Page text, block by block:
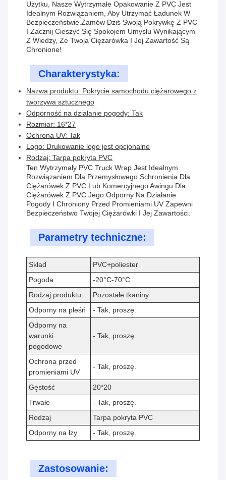
Użytku, Nasze Wytrzymałe Opakowanie Z PVC Jest
Idealnym Rozwiązaniem, Aby Utrzymać Ładunek W
Bezpieczeństwie.Zamów Dziś Swoją Pokrywkę Z PVC
I Zacznij Cieszyć Się Spokojem Umysłu Wynikającym
Z Wiedzy, Że Twoja Ciężarówka I Jej Zawartość Są
Chronione!
Charakterystyka:
Nazwa produktu: Pokrycie samochodu ciężarowego z
tworzywa sztucznego
Odporność na działanie pogody: Tak
Rozmiar: 16*27
Ochrona UV: Tak
Logo: Drukowanie logo jest opcjonalne
Rodzaj: Tarpa pokryta PVC
Ten Wytrzymały PVC Truck Wrap Jest Idealnym
Rozwiązaniem Dla Przemysłowego Schronienia Dla
Ciężarówek Z PVC Lub Komercyjnego Awingu Dla
Ciężarówek Z PVC.Jego Odporny Na Działanie
Pogody I Chroniony Przed Promieniami UV Zapewni
Bezpieczeństwo Twojej Ciężarówki I Jej Zawartości.
Parametry techniczne:
Skład
PVC+poliester
Pogoda
-20°C-70°C
Rodzaj produktu
Pozostałe tkaniny
Odporny na pleśń
- Tak, proszę.
Odporny na
warunki
pogodowe
- Tak, proszę.
Ochrona przed
promieniami UV
- Tak, proszę.
Gęstość
20*20
Trwałe
- Tak, proszę.
Rodzaj
Tarpa pokryta PVC
Odporny na łzy
- Tak, proszę.
Zastosowanie: